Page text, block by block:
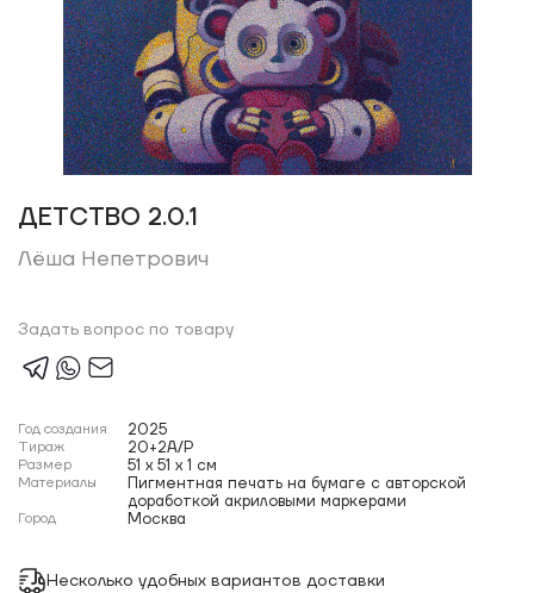
ДЕТСТВО 2.0.1
Лёша Непетрович
Задать вопрос по товару
Год создания 2025
Тираж 20+2A/P
Размер 51 x 51 x 1 см
Материалы
Пигментная печать на бумаге с авторской
доработкой акриловыми маркерами
Город Москва
Несколько удобных вариантов доставки